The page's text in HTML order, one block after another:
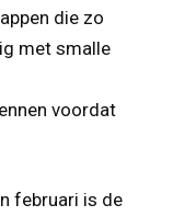
die zo
met smalle
voordat
februari is de